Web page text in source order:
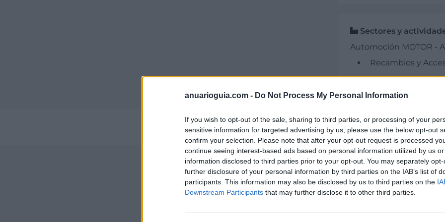
anuarioguia.com - Do Not Process My Personal Information
If you wish to opt-out of the sale, sharing to third parties, or processing of your
sensitive information for targeted advertising by us, please use the below opt-out
confirm your selection. Please note that after your opt-out request is processed
continue seeing interest-based ads based on personal information utilized by us
information disclosed to third parties prior to your opt-out. You may separately
further disclosure of your personal information by third parties on the IAB’s list of
participants. This information may also be disclosed by us to third parties on the
Downstream Participants that may further disclose it to other third parties.
Sectores y
Automoción MOTOR -
Recambios y
Perfil activo desde:08/01/2001 |Última actualización:25/
Empresas destacadas en